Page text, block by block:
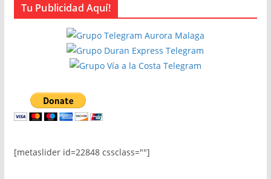
Tu Publicidad Aquí!
[metaslider id=22848 cssclass=""]